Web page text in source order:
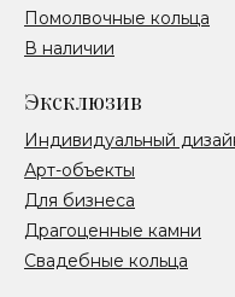
Эксклюзив
Свадебные кольца
Драгоценные камни
Для бизнеса
Арт-объекты
Индивидуальный
Помолвочные кольца
В наличии